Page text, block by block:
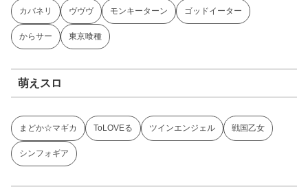
カバネリ ヴヴヴ モンキーターン ゴッドイーター
からサー 東京喰種
萌えスロ
まどか☆マギカ ToLOVEる ツインエンジェル 戦国乙女
シンフォギア